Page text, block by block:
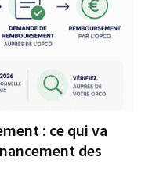
: ce qui va
des